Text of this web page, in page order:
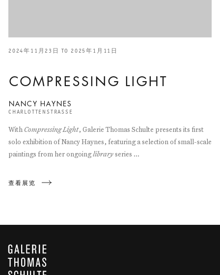
COMPRESSING LIGHT
NANCY HAYNES
2024年11月23日 TO 2025年1月11日
CHARLOTTENSTRASSE
With Compressing Light, Galerie Thomas Schulte presents its first
solo exhibition of Nancy Haynes, featuring a selection of small-scale
paintings from her ongoinglibraryseries ...
查看展览
GALERIE THOMAS SCHULTE